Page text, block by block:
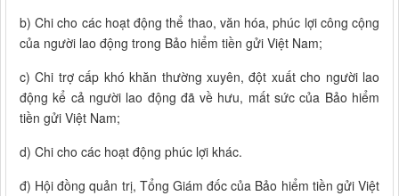
b) Chi cho các hoạt động thể thao, văn hóa, phúc lợi công cộng
của người lao động trong Bảo hiểm tiền gửi Việt Nam;
c) Chi trợ cấp khó khăn thường xuyên, đột xuất cho người lao
động kể cả người lao động đã về hưu, mất sức của Bảo hiểm
tiền gửi Việt Nam;
d) Chi cho các hoạt động phúc lợi khác.
đ) Hội đồng quản trị, Tổng Giám đốc của Bảo hiểm tiền gửi Việt